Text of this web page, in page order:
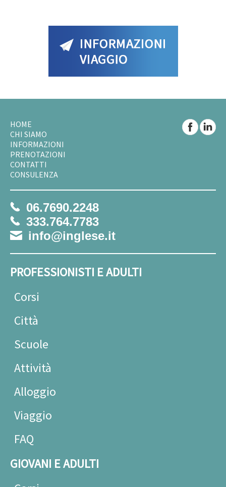
HOME
CHI SIAMO
INFORMAZIONI
PRENOTAZIONI
CONTATTI
CONSULENZA
06.7690.2248
333.764.7783
info@inglese.it
PROFESSIONISTI E ADULTI
Corsi
Città
Scuole
Attività
Alloggio
Viaggio
FAQ
GIOVANI E ADULTI